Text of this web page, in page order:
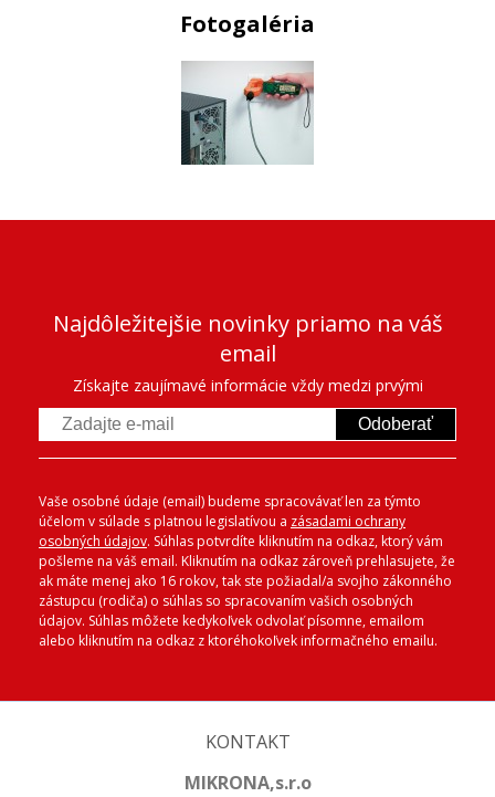
Fotogaléria
Najdôležitejšie novinky priamo na váš
email
Získajte zaujímavé informácie vždy medzi prvými
Odoberať
Vaše osobné údaje (email) budeme spracovávať len za týmto
účelom v súlade s platnou legislatívou a zásadami ochrany
osobných údajov. Súhlas potvrdíte kliknutím na odkaz, ktorý vám
pošleme na váš email. Kliknutím na odkaz zároveň prehlasujete, že
ak máte menej ako 16 rokov, tak ste požiadal/a svojho zákonného
zástupcu (rodiča) o súhlas so spracovaním vašich osobných
údajov. Súhlas môžete kedykoľvek odvolať písomne, emailom
alebo kliknutím na odkaz z ktoréhokoľvek informačného emailu.
KONTAKT
MIKRONA,s.r.o